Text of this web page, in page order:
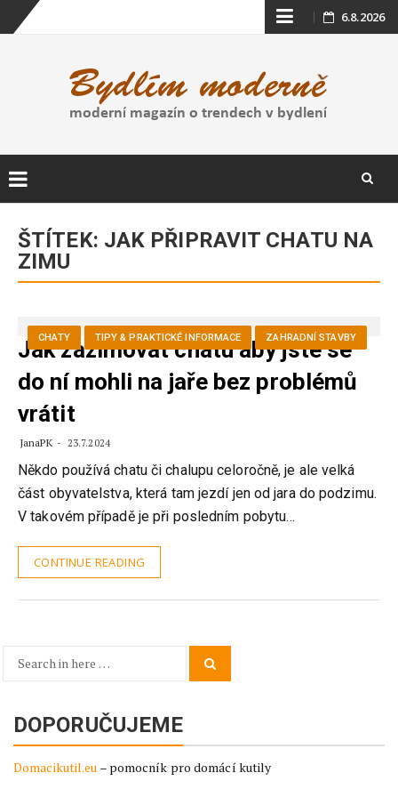
Skip
content
6.8.2026
content
ŠTÍTEK: JAK PŘIPRAVIT CHATU NA
ZIMU
CHATY TIPY & PRAKTICKÉ INFORMACE ZAHRADNÍ STAVBY
Jak zazimovat chatu aby jste se
do ní mohli na jaře bez problémů
vrátit
JanaPK 23.7.2024
Někdo používá chatu či chalupu celoročně, je ale velká
část obyvatelstva, která tam jezdí jen od jara do podzimu.
V takovém případě je při posledním pobytu…
CONTINUE READING
Search
DOPORUČUJEME
Domacikutil.eu – pomocník pro domácí kutily